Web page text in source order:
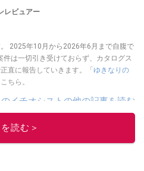
レビュアー
2025年10月から2026年6月まで自腹で
は一切引き受けておらず、カタログス
直に報告していきます。「ゆきなりの
ちら。
のイチオシストの他の記事を読む
読む＞